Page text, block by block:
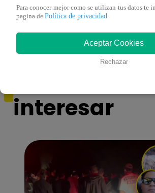
galería en San Juan de Lurigancho
interesar
Para conocer mejor como se utilizan tus datos te
pagina de Política de privacidad
Aceptar Cookies
Rechazar